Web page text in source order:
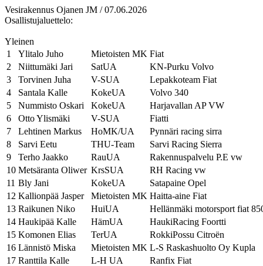
Vesirakennus Ojanen JM / 07.06.2026
Osallistujaluettelo:
Yleinen
1
Ylitalo Juho Mietoisten MK Fiat
2
Niittumäki Jari SatUA
KN-Purku Volvo
3
Torvinen Juha V-SUA
Lepakkoteam Fiat
4
Santala Kalle KokeUA
Volvo 340
5
Nummisto Oskari KokeUA
Harjavallan AP VW
6
Otto Ylismäki V-SUA
Fiatti
7
Lehtinen Markus HoMK/UA
Pynnäri racing sirra
8
Sarvi Eetu THU-Team
Sarvi Racing Sierra
9
Terho Jaakko RauUA
Rakennuspalvelu P.E vw
10 Metsäranta Oliwer KrsSUA
RH Racing vw
11 Bly Jani KokeUA
Satapaine Opel
12 Kallionpää Jasper Mietoisten MK Haitta-aine Fiat
13 Raikunen Niko HuiUA
Hellänmäki motorsport fiat
14 Haukipää Kalle HämUA
HaukiRacing Foortti
15 Komonen Elias TerUA
RokkiPossu Citroën
16 Lännistö Miska Mietoisten MK L-S Raskashuolto Oy Kupla
17 Ranttila Kalle L-H UA
Ranfix Fiat